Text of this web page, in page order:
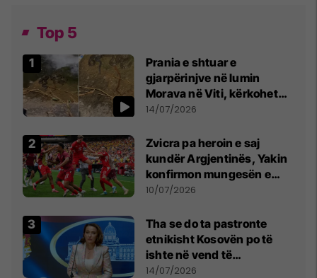
Top 5
Prania e shtuar e
gjarpërinjve në lumin
Morava në Viti, kërkohet
kujdes nga qytetarët
14/07/2026
Zvicra pa heroin e saj
kundër Argjentinës, Yakin
konfirmon mungesën e
madhe
10/07/2026
Tha se do ta pastronte
etnikisht Kosovën po të
ishte në vend të
Millosheviqit, Lëvizja e
14/07/2026